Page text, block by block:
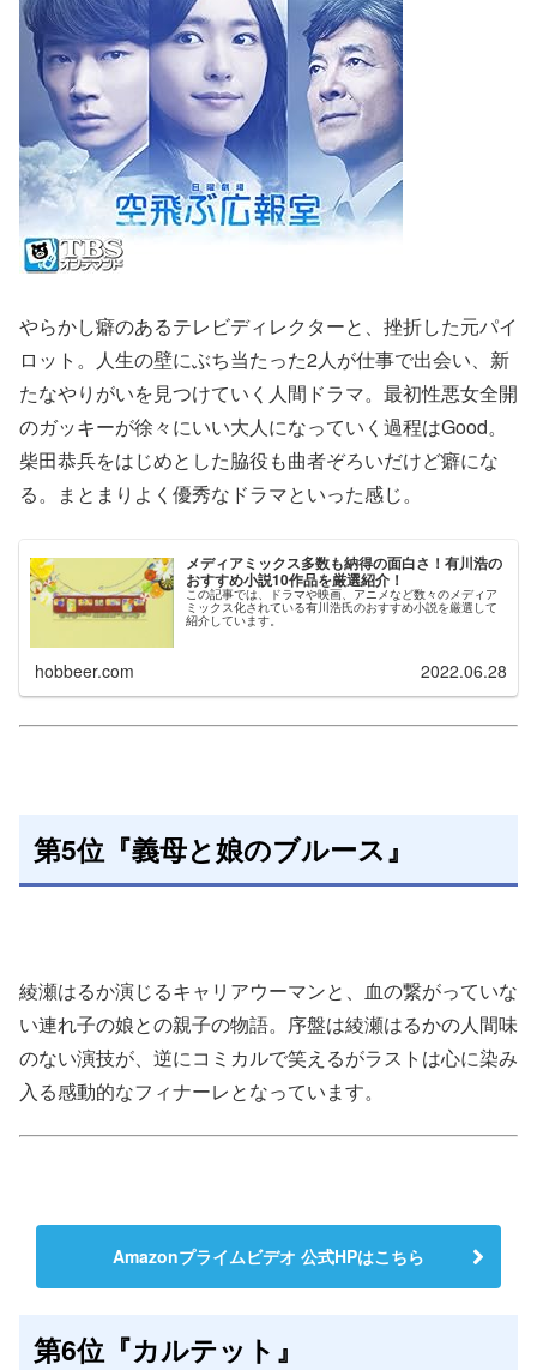
やらかし癖のあるテレビディレクターと、挫折した元パイ
ロット。人生の壁にぶち当たった2人が仕事で出会い、新
たなやりがいを見つけていく人間ドラマ。最初性悪女全開
のガッキーが徐々にいい大人になっていく過程はGood。
柴田恭兵をはじめとした脇役も曲者ぞろいだけど癖にな
る。まとまりよく優秀なドラマといった感じ。
メディアミックス多数も納得の面白さ！有川浩の
おすすめ小説10作品を厳選紹介！
この記事では、ドラマや映画、アニメなど数々のメディア
ミックス化されている有川浩氏のおすすめ小説を厳選して
紹介しています。
hobbeer.com 2022.06.28
第5位『義母と娘のブルース』
綾瀬はるか演じるキャリアウーマンと、血の繋がっていな
い連れ子の娘との親子の物語。序盤は綾瀬はるかの人間味
のない演技が、逆にコミカルで笑えるがラストは心に染み
入る感動的なフィナーレとなっています。
Amazonプライムビデオ 公式HPはこちら
第6位『カルテット』